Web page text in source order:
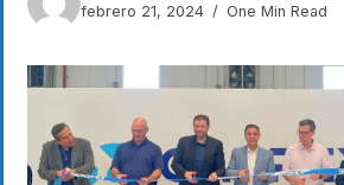
febrero 21, 2024
One Min Read